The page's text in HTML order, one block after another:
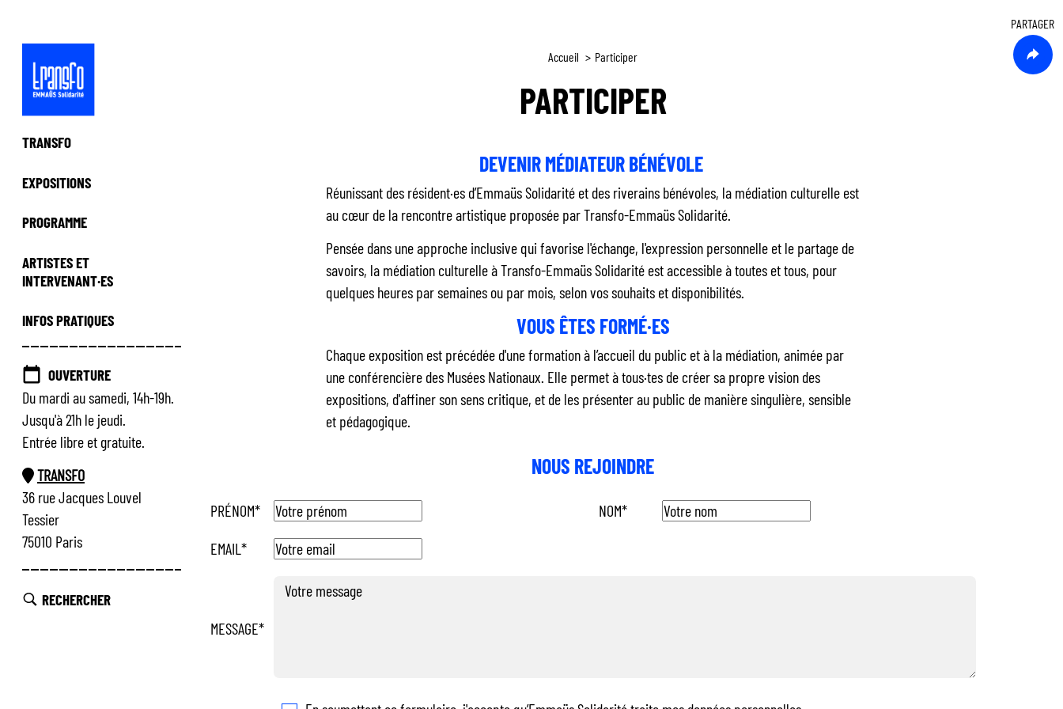
Aller
contenu
principal
TRANSFO
EXPOSITIONS
PROGRAMME
ARTISTES ET
INTERVENANT·ES
INFOS PRATIQUES
OUVERTURE
Du mardi au samedi, 14h-19h.
Jusqu'à 21h le jeudi.
Entrée libre et gratuite.
TRANSFO
36 rue Jacques Louvel
Tessier
75010 Paris
RECHERCHER
PARTAGER
Fil
d'Ariane
Accueil Participer
PARTICIPER
DEVENIR MÉDIATEUR BÉNÉVOLE
Réunissant des résident·es d’Emmaüs Solidarité et des riverains bénévoles, la médiation culturelle est
au cœur de la rencontre artistique proposée par Transfo-Emmaüs Solidarité.
Pensée dans une approche inclusive qui favorise l'échange, l'expression personnelle et le partage de
savoirs, la médiation culturelle à Transfo-Emmaüs Solidarité est accessible à toutes et tous, pour
quelques heures par semaines ou par mois, selon vos souhaits et disponibilités.
VOUS ÊTES FORMÉ·ES
Chaque exposition est précédée d'une formation à l’accueil du public et à la médiation, animée par
une conférencière des Musées Nationaux. Elle permet à tous·tes de créer sa propre vision des
expositions, d'affiner son sens critique, et de les présenter au public de manière singulière, sensible
et pédagogique.
NOUS REJOINDRE
PRÉNOM*
NOM*
EMAIL*
MESSAGE*